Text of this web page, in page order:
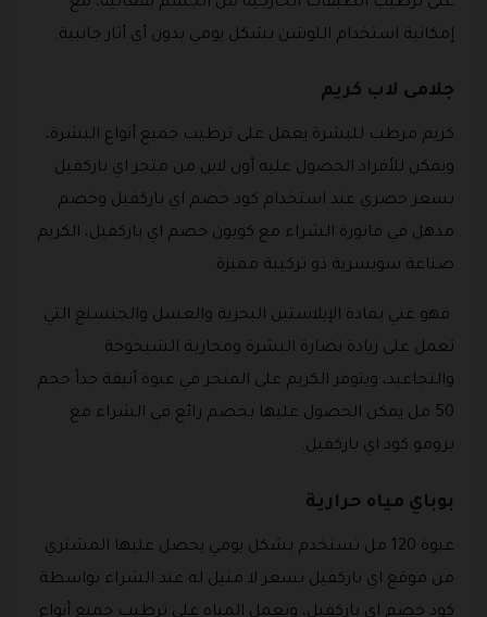
إمكانية استخدام اللوشن بشكل يومي بدون أي أثار جانبية.
جلامى لاب كريم
كريم مرطب للبشرة يعمل على ترطيب جميع أنواع البشرة،
ويمكن للأفراد الحصول عليه أون لاين من متجر اي باركفيل
بسعر حصري عند استخدام كود خصم اي باركفيل وخصم
مذهل في فاتورة الشراء مع كوبون خصم اي باركفيل، الكريم
صناعة سويسرية ذو تركيبة مميزة.
فهو غني بمادة الإيلاستين البحرية والعسل والجنسنغ التي
تعمل على زيادة نضارة البشرة ومحاربة الشيخوخة
والتجاعيد، ويتوفر الكريم على المتجر في عبوة أنيقة جداً حجم
50 مل يمكن الحصول عليها بخصم رائع في الشراء مع
برومو كود اي باركفيل.
بوباي مياه حرارية
عبوة 120 مل تستخدم بشكل يومي يحصل عليها المشتري
من موقع اي باركفيل بسعر لا مثيل له عند الشراء بواسطة
كود خصم اي باركفيل، وتعمل المياه على ترطيب جميع أنواع